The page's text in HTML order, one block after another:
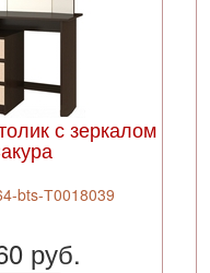
с зеркалом
bts-Т0018039
руб.